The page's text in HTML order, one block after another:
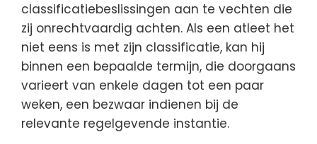
classificatiebeslissingen aan te vechten die
zij onrechtvaardig achten. Als een atleet het
niet eens is met zijn classificatie, kan hij
binnen een bepaalde termijn, die doorgaans
varieert van enkele dagen tot een paar
weken, een bezwaar indienen bij de
relevante regelgevende instantie.